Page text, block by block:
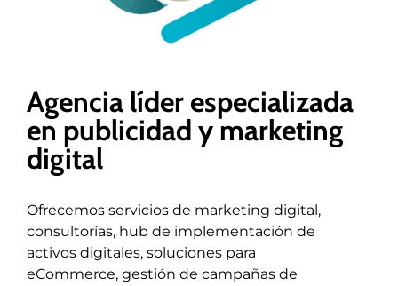
Agencia líder especializada
en publicidad y marketing
digital
Ofrecemos servicios de marketing digital,
consultorías, hub de implementación de
activos digitales, soluciones para
eCommerce, gestión de campañas de